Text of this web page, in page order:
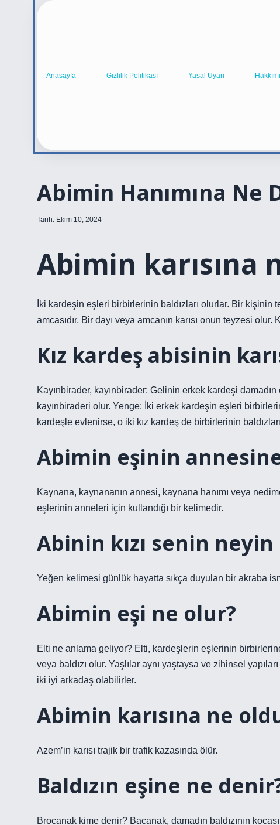
Anasayfa Gizlilik Politikası Yasal Uyarı
Abimin Hanımına Ne
Tarih: Ekim 10, 2024
Abimin karısına
İki kardeşin eşleri birbirlerinin baldızları olurlar. Bir
amcasıdır. Bir dayı veya amcanın karısı onun teyzesi
Kız kardeş abisinin
Kayınbirader, kayınbirader: Gelinin erkek kardeşi
kayınbiraderi olur. Yenge: İki erkek kardeşin eşleri
kardeşle evlenirse, o iki kız kardeş de birbirlerinin
Abimin eşinin
Kaynana, kaynananın annesi, kaynana hanımı veya
eşlerinin anneleri için kullandığı bir kelimedir.
Abinin kızı senin
Yeğen kelimesi günlük hayatta sıkça duyulan bir akraba
Abimin eşi ne olur?
Elti ne anlama geliyor? Elti, kardeşlerin eşlerinin
veya baldızı olur. Yaşlılar aynı yaştaysa ve zihinsel
iki iyi arkadaş olabilirler.
Abimin karısına ne
Azem’in karısı trajik bir trafik kazasında ölür.
Baldızın eşine ne
Brocanak kime denir? Bacanak, damadın baldızının